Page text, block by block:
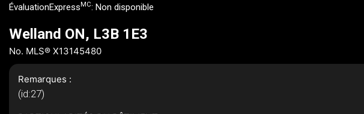
ÉvaluationExpress MC: Non disponible
Welland ON, L3B 1E3
No. MLS® X13145480
Remarques :
(id:27)